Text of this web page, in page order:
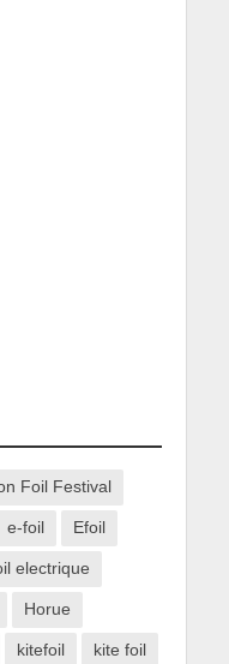
Foil Festival
e-foil Efoil
electrique
Horue
kitefoil kite foil